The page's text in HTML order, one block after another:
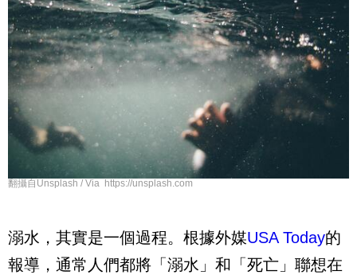
翻攝自Unsplash / Via https://unsplash.com
溺水，其實是一個過程。根據外媒USA Today的
報導，通常人們都將「溺水」和「死亡」聯想在